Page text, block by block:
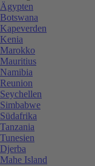
Ägypten
Botswana
Kapeverden
Kenia
Marokko
Mauritius
Namibia
Reunion
Seychellen
Simbabwe
Südafrika
Tanzania
Tunesien
Djerba
Mahe Island